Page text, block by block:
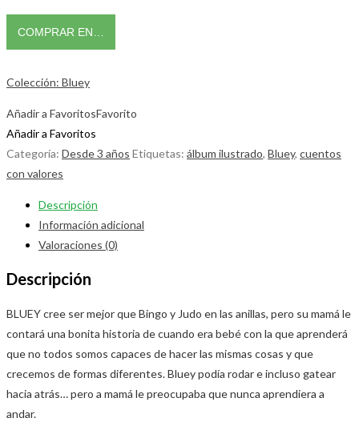
COMPRAR EN…
Colección: Bluey
Añadir a FavoritosFavorito
Añadir a Favoritos
Categoría: Desde 3 años Etiquetas: álbum ilustrado, Bluey, cuentos
con valores
Descripción
Información adicional
Valoraciones (0)
Descripción
BLUEY cree ser mejor que Bingo y Judo en las anillas, pero su mamá le
contará una bonita historia de cuando era bebé con la que aprenderá
que no todos somos capaces de hacer las mismas cosas y que
crecemos de formas diferentes. Bluey podía rodar e incluso gatear
hacia atrás… pero a mamá le preocupaba que nunca aprendiera a
andar.